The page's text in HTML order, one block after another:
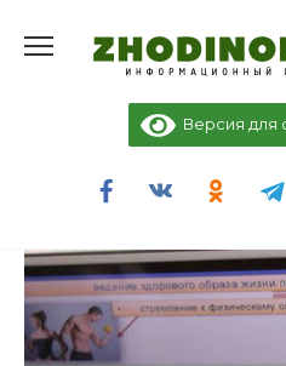
содержанию
Версия для